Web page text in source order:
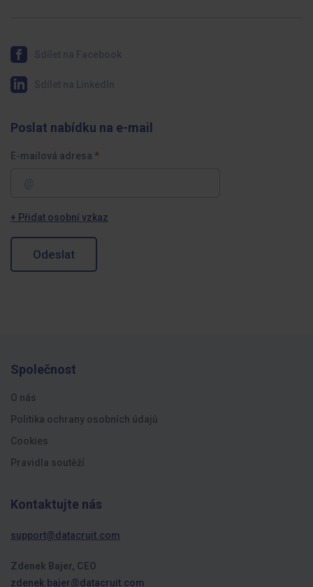
Poslat nabídku na e-mail
E-mailová adresa
+ Přidat osobní vzkaz
Odeslat
Společnost
O nás
Politika ochrany osobních údajů
Cookies
Pravidla soutěží
Kontaktujte nás
support@datacruit.com
Zdenek Bajer, CEO
zdenek.bajer@datacruit.com